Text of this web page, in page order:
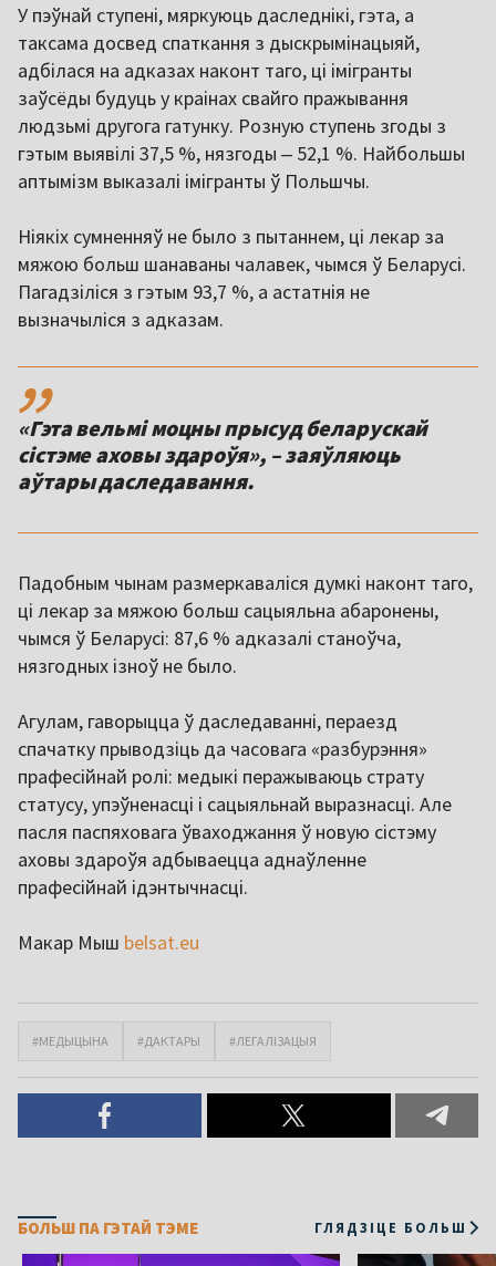
У пэўнай ступені, мяркуюць даследнікі, гэта, а
таксама досвед спаткання з дыскрымінацыяй,
адбілася на адказах наконт таго, ці імігранты
заўсёды будуць у краінах свайго пражывання
людзьмі другога гатунку. Розную ступень згоды з
гэтым выявілі 37,5 %, нязгоды ‒ 52,1 %. Найбольшы
аптымізм выказалі імігранты ў Польшчы.
Ніякіх сумненняў не было з пытаннем, ці лекар за
мяжою больш шанаваны чалавек, чымся ў Беларусі.
Пагадзіліся з гэтым 93,7 %, а астатнія не
вызначыліся з адказам.
,,
«Гэта вельмі моцны прысуд беларускай
сістэме аховы здароўя», – заяўляюць
Падобным чынам размеркаваліся думкі наконт таго,
ці лекар за мяжою больш сацыяльна абаронены,
чымся ў Беларусі: 87,6 % адказалі станоўча,
нязгодных ізноў не было.
Агулам, гаворыцца ў даследаванні, пераезд
спачатку прыводзіць да часовага «разбурэння»
прафесійнай ролі: медыкі перажываюць страту
статусу, упэўненасці і сацыяльнай выразнасці. Але
пасля паспяховага ўваходжання ў новую сістэму
аховы здароўя адбываецца аднаўленне
прафесійнай ідэнтычнасці.
Макар Мыш belsat.eu
#МЕДЫЦЫНА #ДАКТАРЫ #ЛЕГАЛІЗАЦЫЯ
БОЛЬШ ПА ГЭТАЙ ТЭМЕ ГЛЯДЗІЦЕ БОЛЬШ